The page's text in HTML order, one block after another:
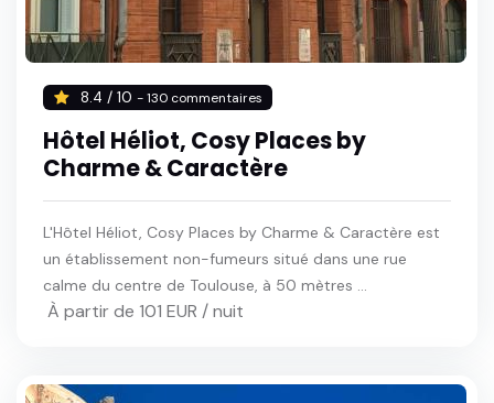
8.4 / 10 - 130 commentaires
Hôtel Héliot, Cosy Places by
Charme & Caractère
L'Hôtel Héliot, Cosy Places by Charme & Caractère est
un établissement non-fumeurs situé dans une rue
calme du centre de Toulouse, à 50 mètres ...
À partir de 101 EUR / nuit